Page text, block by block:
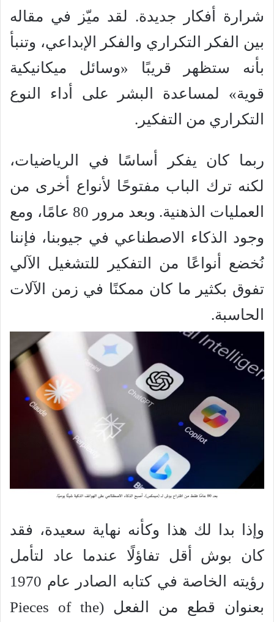
شرارة أفكار جديدة. لقد ميّز في مقاله
بين الفكر التكراري والفكر الإبداعي، وتنبأ
بأنه ستظهر قريبًا «وسائل ميكانيكية
قوية» لمساعدة البشر على أداء النوع
التكراري من التفكير.
ربما كان يفكر أساسًا في الرياضيات،
لكنه ترك الباب مفتوحًا لأنواع أخرى من
العمليات الذهنية. وبعد مرور 80 عامًا، ومع
وجود الذكاء الاصطناعي في جيوبنا، فإننا
نُخضع أنواعًا من التفكير للتشغيل الآلي
تفوق بكثير ما كان ممكنًا في زمن الآلات
الحاسبة.
وإذا بدا لك هذا وكأنه نهاية سعيدة، فقد
كان بوش أقل تفاؤلًا عندما عاد لتأمل
رؤيته الخاصة في كتابه الصادر عام 1970
بعنوان قطع من الفعل (Pieces of the